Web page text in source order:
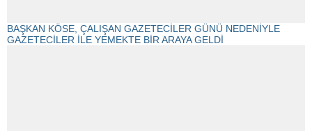
BAŞKAN KÖSE, ÇALIŞAN GAZETECİLER GÜNÜ NEDENİYLE
GAZETECİLER İLE YEMEKTE BİR ARAYA GELDİ